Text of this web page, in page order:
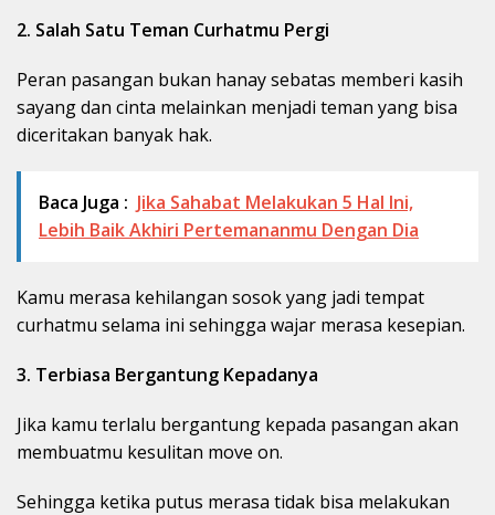
2. Salah Satu Teman Curhatmu Pergi
Peran pasangan bukan hanay sebatas memberi kasih
sayang dan cinta melainkan menjadi teman yang bisa
diceritakan banyak hak.
Baca Juga : Jika Sahabat Melakukan 5 Hal Ini,
Lebih Baik Akhiri Pertemananmu Dengan Dia
Kamu merasa kehilangan sosok yang jadi tempat
curhatmu selama ini sehingga wajar merasa kesepian.
3. Terbiasa Bergantung Kepadanya
Jika kamu terlalu bergantung kepada pasangan akan
membuatmu kesulitan move on.
Sehingga ketika putus merasa tidak bisa melakukan